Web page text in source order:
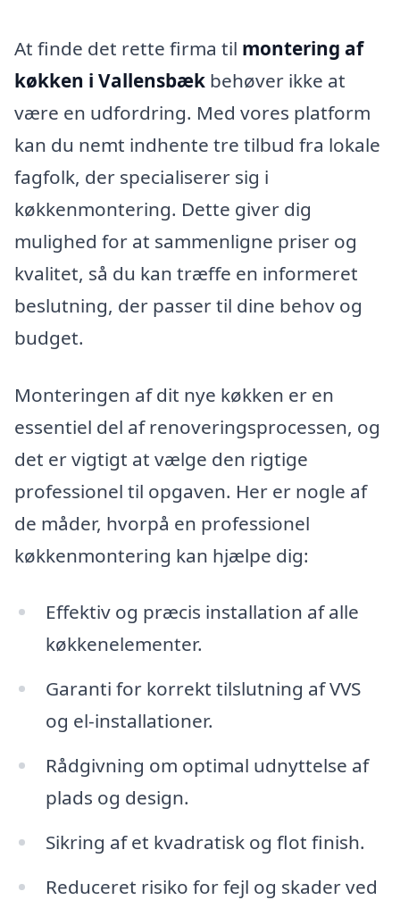
At finde det rette firma til montering af
køkken i Vallensbæk behøver ikke at
være en udfordring. Med vores platform
kan du nemt indhente tre tilbud fra lokale
fagfolk, der specialiserer sig i
køkkenmontering. Dette giver dig
mulighed for at sammenligne priser og
kvalitet, så du kan træffe en informeret
beslutning, der passer til dine behov og
budget.
Monteringen af dit nye køkken er en
essentiel del af renoveringsprocessen, og
det er vigtigt at vælge den rigtige
professionel til opgaven. Her er nogle af
de måder, hvorpå en professionel
køkkenmontering kan hjælpe dig:
Effektiv og præcis installation af alle
køkkenelementer.
Garanti for korrekt tilslutning af VVS
og el-installationer.
Rådgivning om optimal udnyttelse af
plads og design.
Sikring af et kvadratisk og flot finish.
Reduceret risiko for fejl og skader ved